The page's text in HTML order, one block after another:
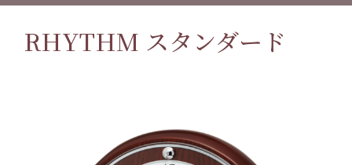
RHYTHM スタンダード